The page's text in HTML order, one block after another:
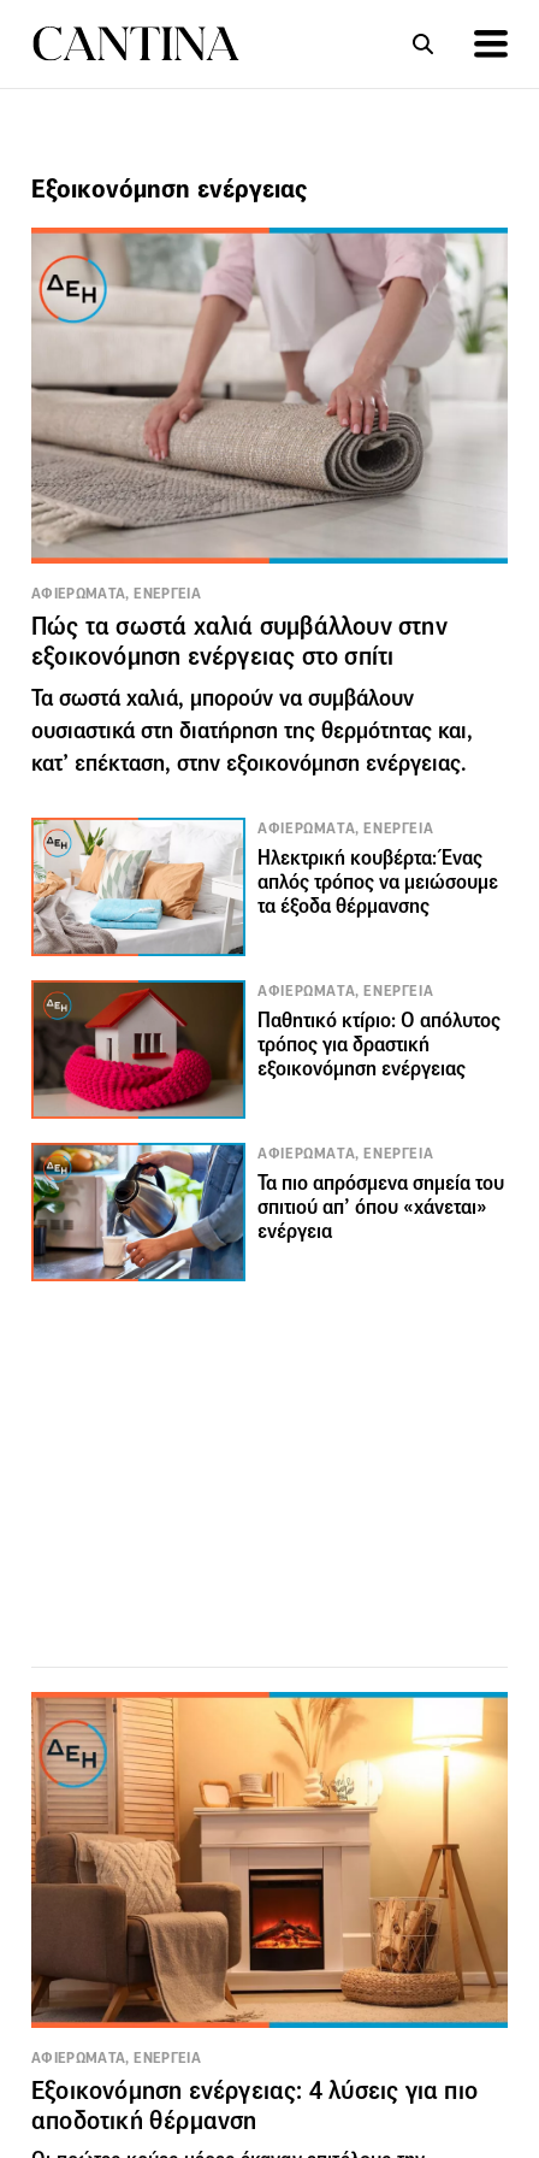
ΣΥΝΤΑΓΕΣ
Εξοικονόμηση ενέργειας
ΑΦΙΕΡΩΜΑΤΑ, ΕΝΕΡΓΕΙΑ
Πώς τα σωστά χαλιά συμβάλλουν στην
εξοικονόμηση ενέργειας στο σπίτι
Τα σωστά χαλιά, μπορούν να συμβάλουν
ουσιαστικά στη διατήρηση της θερμότητας και,
κατ’ επέκταση, στην εξοικονόμηση ενέργειας.
ΑΦΙΕΡΩΜΑΤΑ, ΕΝΕΡΓΕΙΑ
Ηλεκτρική κουβέρτα: Ένας
απλός τρόπος να μειώσουμε
τα έξοδα θέρμανσης
ΑΦΙΕΡΩΜΑΤΑ, ΕΝΕΡΓΕΙΑ
Παθητικό κτίριο: Ο απόλυτος
τρόπος για δραστική
εξοικονόμηση ενέργειας
ΑΦΙΕΡΩΜΑΤΑ, ΕΝΕΡΓΕΙΑ
Τα πιο απρόσμενα σημεία του
σπιτιού απ’ όπου «χάνεται»
ενέργεια
ΑΦΙΕΡΩΜΑΤΑ, ΕΝΕΡΓΕΙΑ
Εξοικονόμηση ενέργειας: 4 λύσεις για πιο
αποδοτική θέρμανση